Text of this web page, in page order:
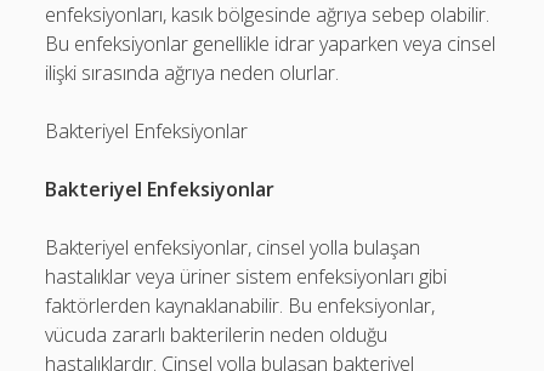
enfeksiyonları, kasık bölgesinde ağrıya sebep olabilir.
Bu enfeksiyonlar genellikle idrar yaparken veya cinsel
ilişki sırasında ağrıya neden olurlar.
Bakteriyel Enfeksiyonlar
Bakteriyel Enfeksiyonlar
Bakteriyel enfeksiyonlar, cinsel yolla bulaşan
hastalıklar veya üriner sistem enfeksiyonları gibi
faktörlerden kaynaklanabilir. Bu enfeksiyonlar,
vücuda zararlı bakterilerin neden olduğu
hastalıklardır. Cinsel yolla bulaşan bakteriyel